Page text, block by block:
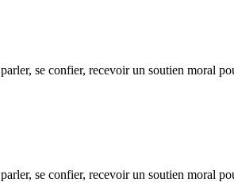
se confier, recevoir un soutien moral
se confier, recevoir un soutien moral